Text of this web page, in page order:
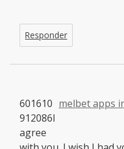
Responder
melbet apps
601610
912086I
agree